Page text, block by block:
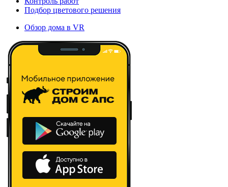
Подбор цветового решения
Обзор дома в VR